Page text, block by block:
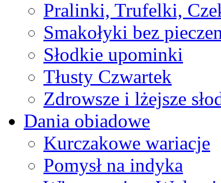
Pralinki, Trufelki,
Smakołyki bez
Słodkie upominki
Tłusty Czwartek
Zdrowsze i lżejsze
Dania obiadowe
Kurczakowe wariacje
Pomysł na indyka